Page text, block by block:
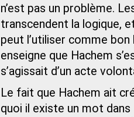
n’est pas un problème.
transcendent la logique,
peut l’utiliser comme bon
enseigne que Hachem
s’agissait d’un acte
Le fait que Hachem ait
quoi il existe un mot